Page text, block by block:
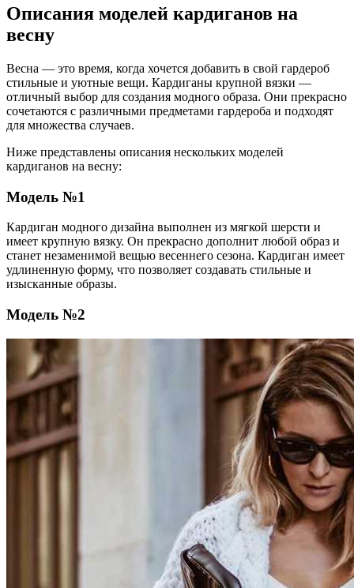
Описания моделей кардиганов на
весну
Весна — это время, когда хочется добавить в свой гардероб
стильные и уютные вещи. Кардиганы крупной вязки —
отличный выбор для создания модного образа. Они прекрасно
сочетаются с различными предметами гардероба и подходят
для множества случаев.
Ниже представлены описания нескольких моделей
кардиганов на весну:
Модель №1
Кардиган модного дизайна выполнен из мягкой шерсти и
имеет крупную вязку. Он прекрасно дополнит любой образ и
станет незаменимой вещью весеннего сезона. Кардиган имеет
удлиненную форму, что позволяет создавать стильные и
изысканные образы.
Модель №2